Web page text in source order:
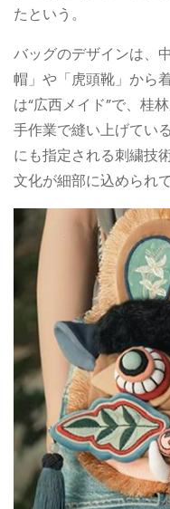
たという。
バッグのデザインは、
帽」や「虎頭靴」から
は“広西メイド”で、桂
手作業で縫い上げてい
にも指定される刺繍技
文化が細部に込められて